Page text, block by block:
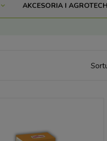
AKCESORIA I